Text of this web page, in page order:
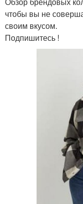
чтобы вы не
своим вкусом.
Подпишитесь !